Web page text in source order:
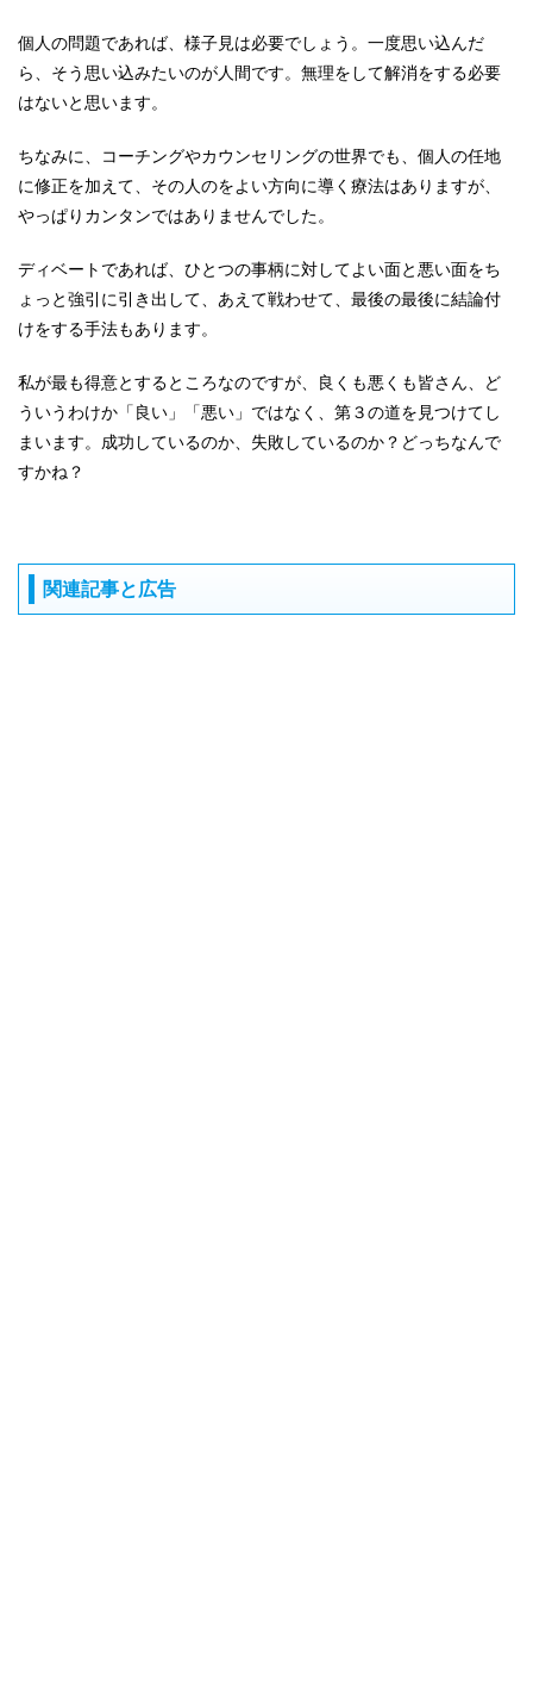
個人の問題であれば、様子見は必要でしょう。一度思い込んだ
ら、そう思い込みたいのが人間です。無理をして解消をする必要
はないと思います。
ちなみに、コーチングやカウンセリングの世界でも、個人の任地
に修正を加えて、その人のをよい方向に導く療法はありますが、
やっぱりカンタンではありませんでした。
ディベートであれば、ひとつの事柄に対してよい面と悪い面をち
ょっと強引に引き出して、あえて戦わせて、最後の最後に結論付
けをする手法もあります。
私が最も得意とするところなのですが、良くも悪くも皆さん、ど
ういうわけか「良い」「悪い」ではなく、第３の道を見つけてし
まいます。成功しているのか、失敗しているのか？どっちなんで
すかね？
関連記事と広告